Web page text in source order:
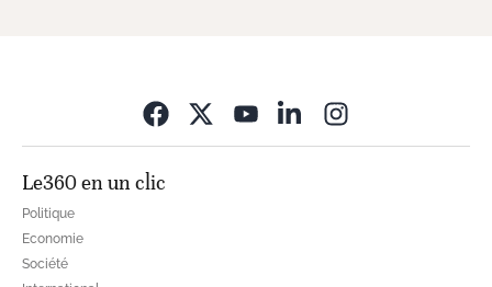
Le360 en un clic
Politique
Economie
Société